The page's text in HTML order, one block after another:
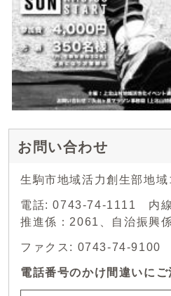
お問い合わせ
生駒市地域活力創生部地
電話: 0743-74-1111 内線
推進係：2061、自治振興
ファクス: 0743-74-9100
電話番号のかけ間違いにご